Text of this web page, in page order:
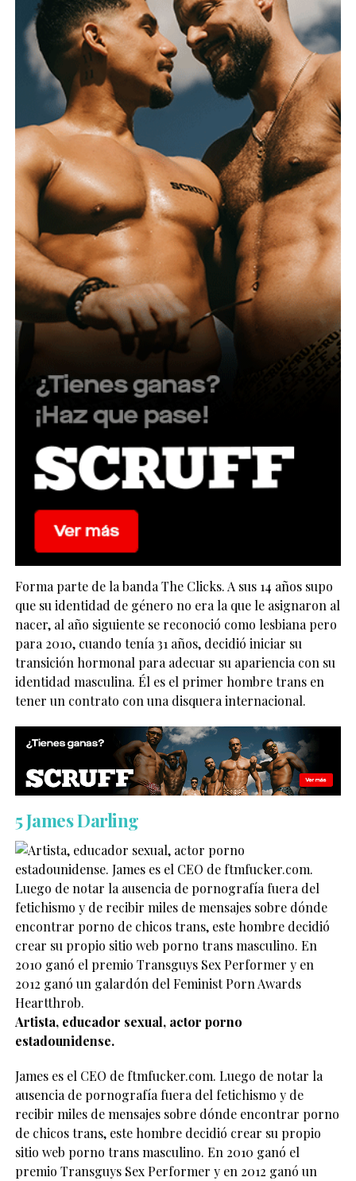
Forma parte de la banda The Clicks. A sus 14 años supo
que su identidad de género no era la que le asignaron al
nacer, al año siguiente se reconoció como lesbiana pero
para 2010, cuando tenía 31 años, decidió iniciar su
transición hormonal para adecuar su apariencia con su
identidad masculina. Él es el primer hombre trans en
tener un contrato con una disquera internacional.
5 James Darling
Artista, educador sexual, actor porno
estadounidense.
James es el CEO de ftmfucker.com. Luego de notar la
ausencia de pornografía fuera del fetichismo y de
recibir miles de mensajes sobre dónde encontrar porno
de chicos trans, este hombre decidió crear su propio
sitio web porno trans masculino. En 2010 ganó el
premio Transguys Sex Performer y en 2012 ganó un